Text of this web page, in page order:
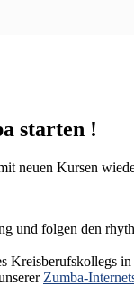
starten !
neuen Kursen
und folgen den
Kreisberufskollegs
Zumba-